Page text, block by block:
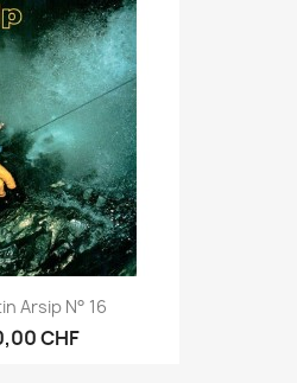
Arsip N° 16
CHF